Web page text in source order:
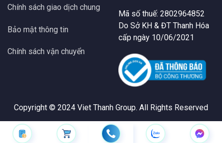
Chính sách giao dịch chung
Bảo mật thông tin
Chính sách vận chuyển
Mã số thuế: 2802964852
Do Sở KH & ĐT Thanh Hóa
cấp ngày 10/06/2021
Copyright © 2024 Viet Thanh Group. All Rights Reserved